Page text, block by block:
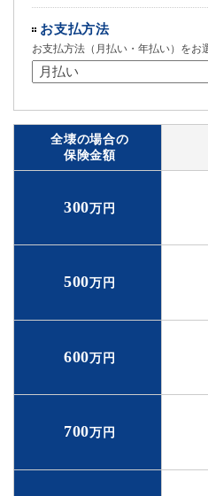
お支払方法
お支払方法（月払い・年払い）をお
全壊の場合の
保険金額
300万円
500万円
600万円
700万円